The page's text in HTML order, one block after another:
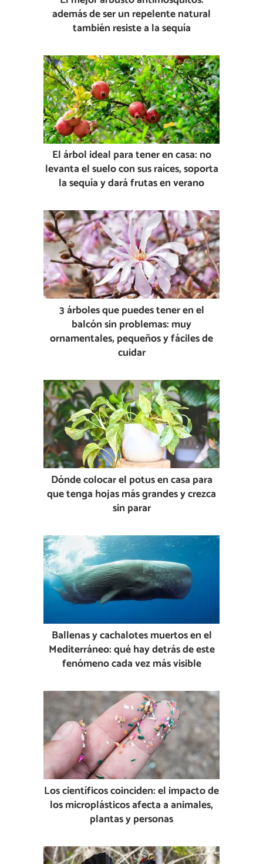
además de ser un repelente natural
también resiste a la sequía
El árbol ideal para tener en casa: no
levanta el suelo con sus raíces, soporta
la sequía y dará frutas en verano
3 árboles que puedes tener en el
balcón sin problemas: muy
ornamentales, pequeños y fáciles de
cuidar
Dónde colocar el potus en casa para
que tenga hojas más grandes y crezca
sin parar
Ballenas y cachalotes muertos en el
Mediterráneo: qué hay detrás de este
fenómeno cada vez más visible
Los científicos coinciden: el impacto de
los microplásticos afecta a animales,
plantas y personas